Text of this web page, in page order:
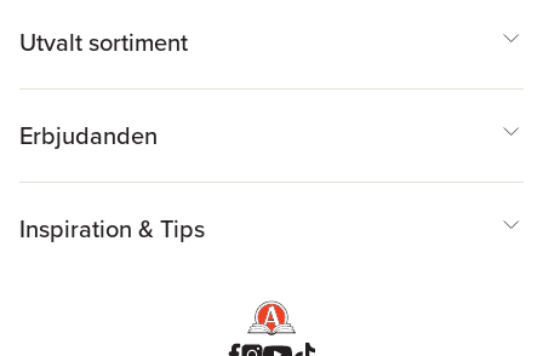
Utvalt sortiment
Erbjudanden
Inspiration & Tips